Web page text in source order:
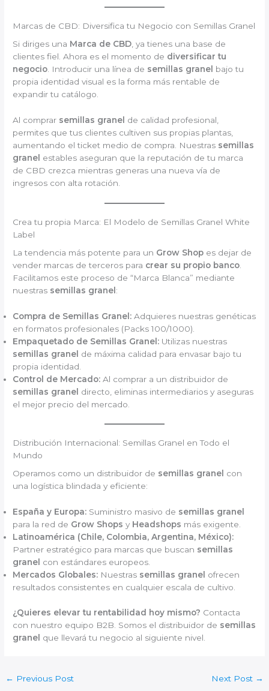
Marcas de CBD: Diversifica tu Negocio con Semillas Granel
Si diriges una Marca de CBD , ya tienes una base de
clientes fiel. Ahora es el momento de diversificar tu
negocio . Introducir una línea de semillas granel bajo tu
propia identidad visual es la forma más rentable de
expandir tu catálogo.
Al comprar semillas granel de calidad profesional,
permites que tus clientes cultiven sus propias plantas,
aumentando el ticket medio de compra. Nuestras semillas
granel estables aseguran que la reputación de tu marca
de CBD crezca mientras generas una nueva vía de
ingresos con alta rotación.
Crea tu propia Marca: El Modelo de Semillas Granel White
Label
La tendencia más potente para un Grow Shop es dejar de
vender marcas de terceros para crear su propio banco.
Facilitamos este proceso de “Marca Blanca” mediante
nuestras semillas granel :
Compra de Semillas Granel: Adquieres nuestras genéticas
en formatos profesionales (Packs 100/1000).
Empaquetado de Semillas Granel: Utilizas nuestras
semillas granel de máxima calidad para envasar bajo tu
propia identidad.
Control de Mercado: Al comprar a un distribuidor de
semillas granel directo, eliminas intermediarios y aseguras
el mejor precio del mercado.
Distribución Internacional: Semillas Granel en Todo el
Mundo
Operamos como un distribuidor de semillas granel con
una logística blindada y eficiente:
España y Europa: Suministro masivo de semillas granel
para la red de Grow Shops y Headshops más exigente.
Latinoamérica (Chile, Colombia, Argentina, México):
Partner estratégico para marcas que buscan semillas
granel con estándares europeos.
Mercados Globales: Nuestras semillas granel ofrecen
resultados consistentes en cualquier escala de cultivo.
¿Quieres elevar tu rentabilidad hoy mismo? Contacta
con nuestro equipo B2B. Somos el distribuidor de semillas
granel que llevará tu negocio al siguiente nivel.
← Previous Post Next Post →